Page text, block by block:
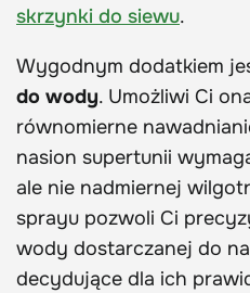
skrzynki do siewu.
Wygodnym dodatkiem
do wody. Umożliwi Ci
równomierne
nasion supertunii
ale nie nadmiernej
sprayu pozwoli Ci
wody dostarczanej do
decydujące dla ich